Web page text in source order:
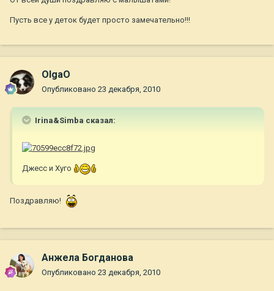
Пусть все у деток будет просто замечательно!!!
OlgaO
Опубликовано 23 декабря, 2010
Irina&Simba сказал:
Джесс и Хуго
Поздравляю!
Анжела Богданова
Опубликовано 23 декабря, 2010